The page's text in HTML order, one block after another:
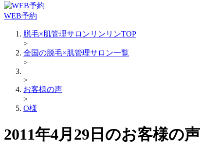
WEB予約
脱毛×肌管理サロンリンリンTOP
>
全国の脱毛×肌管理サロン一覧
>
>
お客様の声
>
O様
2011年4月29日のお客様の声